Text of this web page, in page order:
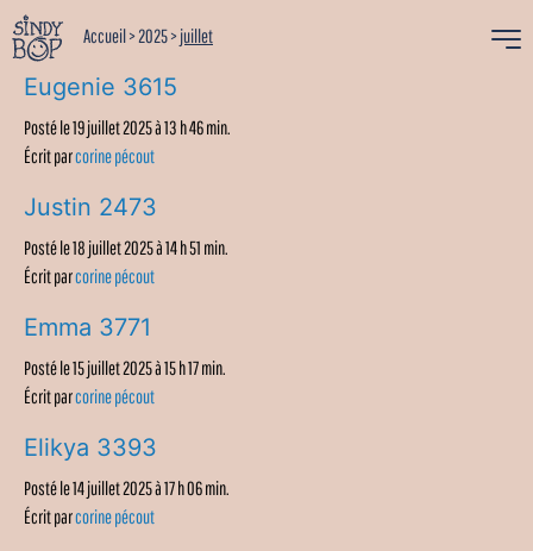
Accueil>2025>juillet
Eugenie 3615
Posté le 19 juillet 2025 à 13 h 46 min.
Écrit parcorine pécout
Justin 2473
Posté le 18 juillet 2025 à 14 h 51 min.
Écrit parcorine pécout
Emma 3771
Posté le 15 juillet 2025 à 15 h 17 min.
Écrit parcorine pécout
Elikya 3393
Posté le 14 juillet 2025 à 17 h 06 min.
Écrit parcorine pécout